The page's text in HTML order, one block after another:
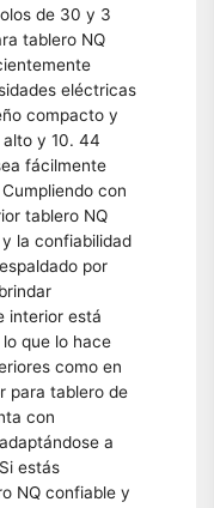
de 30 y 3
tablero NQ
eléctricas
compacto y
alto y 10. 44
fácilmente
con
tablero NQ
la confiabilidad
por
interior está
lo que lo hace
como en
para tablero de
con
a
estás
NQ confiable y